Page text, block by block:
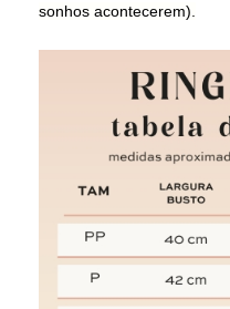
sonhos acontecerem).